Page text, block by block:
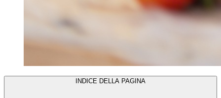
INDICE DELLA PAGINA